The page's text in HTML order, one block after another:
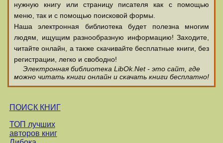
нужную книгу или страницу писателя как с помощью
меню, так и с помощью поисковой формы.
Наша электронная библиотека будет полезна многим
людям, ищущим разнообразную информацию! Заходите,
читайте онлайн, а также скачивайте бесплатные книги, без
регистрации, легко и свободно!
Электронная библиотека LibOk.Net - это сайт, где
можно читать книги онлайн и скачать книги бесплатно!
ПОИСК КНИГ
ТОП лучших
авторов книг